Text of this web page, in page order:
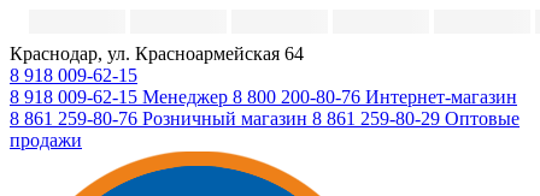
Краснодар, ул. Красноармейская 64
8 918 009-62-15
8 918 009-62-15 Менеджер 8 800 200-80-76 Интернет-магазин
8 861 259-80-76 Розничный магазин 8 861 259-80-29 Оптовые
продажи